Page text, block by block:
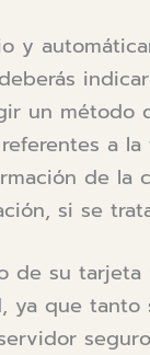
y
un método
a
de la
si se
de su
ya que